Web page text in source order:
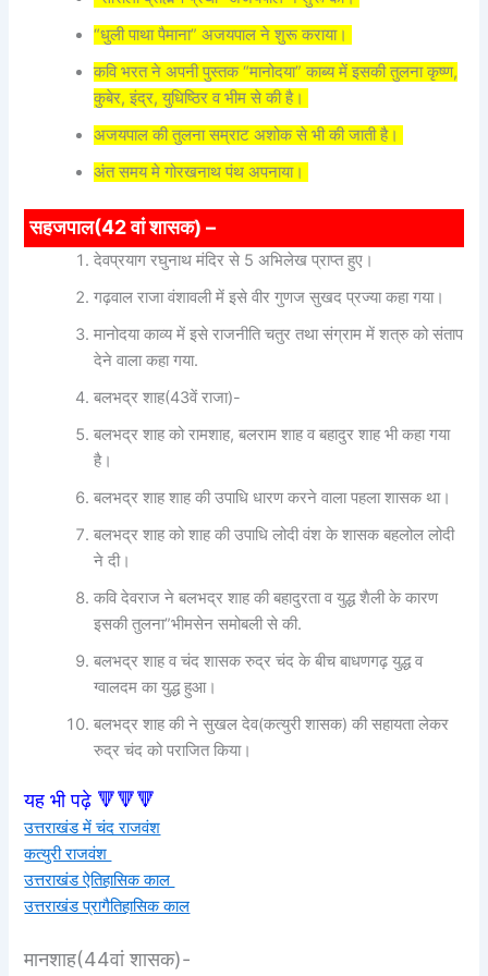
“धुली पाथा पैमाना” अजयपाल ने शुरू कराया।
कवि भरत ने अपनी पुस्तक “मानोदया” काब्य में इसकी तुलना कृष्ण,
कुबेर, इंद्र, युधिष्ठिर व भीम से की है।
अजयपाल की तुलना सम्राट अशोक से भी की जाती है।
अंत समय मे गोरखनाथ पंथ अपनाया।
सहजपाल(42 वां शासक) –
देवप्रयाग रघुनाथ मंदिर से 5 अभिलेख प्राप्त हुए।
गढ़वाल राजा वंशावली में इसे वीर गुणज सुखद प्रज्या कहा गया।
मानोदया काव्य में इसे राजनीति चतुर तथा संग्राम में शत्रु को संताप
देने वाला कहा गया.
बलभद्र शाह(43वें राजा)-
बलभद्र शाह को रामशाह, बलराम शाह व बहादुर शाह भी कहा गया
है।
बलभद्र शाह शाह की उपाधि धारण करने वाला पहला शासक था।
बलभद्र शाह को शाह की उपाधि लोदी वंश के शासक बहलोल लोदी
ने दी।
कवि देवराज ने बलभद्र शाह की बहादुरता व युद्ध शैली के कारण
इसकी तुलना”भीमसेन समोबली से की.
बलभद्र शाह व चंद शासक रुद्र चंद के बीच बाधणगढ़ युद्ध व
ग्वालदम का युद्ध हुआ।
बलभद्र शाह की ने सुखल देव(कत्युरी शासक) की सहायता लेकर
रुद्र चंद को पराजित किया।
यह भी पढ़े 🔻🔻🔻
उत्तराखंड में चंद राजवंश
कत्युरी राजवंश
उत्तराखंड ऐतिहासिक काल
उत्तराखंड प्रागैतिहासिक काल
मानशाह(44वां शासक)-